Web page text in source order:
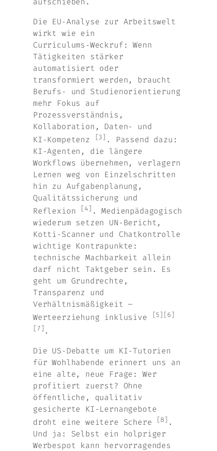
Die EU‑Analyse zur Arbeitswelt
wirkt wie ein
Curriculums‑Weckruf: Wenn
Tätigkeiten stärker
automatisiert oder
transformiert werden, braucht
Berufs‑ und Studienorientierung
mehr Fokus auf
Prozessverständnis,
Kollaboration, Daten‑ und
KI‑Kompetenz
[3] . Passend dazu:
KI‑Agenten, die längere
Workflows übernehmen, verlagern
Lernen weg von Einzelschritten
hin zu Aufgabenplanung,
Qualitätssicherung und
Reflexion
[4] . Medienpädagogisch
wiederum setzen UN‑Bericht,
Kotti‑Scanner und Chatkontrolle
wichtige Kontrapunkte:
technische Machbarkeit allein
darf nicht Taktgeber sein. Es
geht um Grundrechte,
Transparenz und
Verhältnismäßigkeit –
Werteerziehung inklusive
[5] [6]
[7] .
Die US‑Debatte um KI‑Tutorien
für Wohlhabende erinnert uns an
eine alte, neue Frage: Wer
profitiert zuerst? Ohne
öffentliche, qualitativ
gesicherte KI‑Lernangebote
droht eine weitere Schere
[8] .
Und ja: Selbst ein holpriger
Werbespot kann hervorragendes